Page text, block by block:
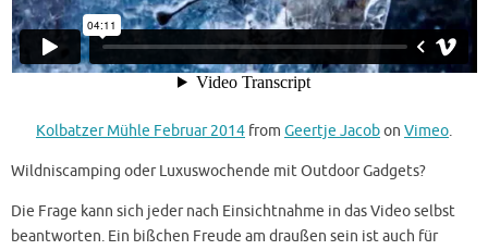
Kolbatzer Mühle Februar 2014 from Geertje Jacobon Vimeo
Wildniscamping oder Luxuswochende mit Outdoor Gadgets?
Die Frage kann sich jeder nach Einsichtnahme in das Video selbst
beantworten. Ein bißchen Freude am draußen sein ist auch für